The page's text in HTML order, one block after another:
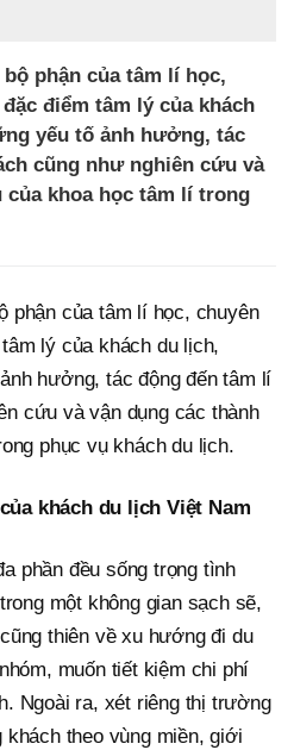
phận của tâm lí học,
điểm tâm lý của khách
yếu tố ảnh hưởng, tác
cũng như nghiên cứu và
khoa học tâm lí trong
phận của tâm lí học, chuyên
lý của khách du lịch,
hưởng, tác động đến tâm lí
cứu và vận dụng các thành
phục vụ khách du lịch.
khách du lịch Việt Nam
phần đều sống trọng tình
một không gian sạch sẽ,
thiên về xu hướng đi du
muốn tiết kiệm chi phí
Ngoài ra, xét riêng thị trường
theo vùng miền, giới